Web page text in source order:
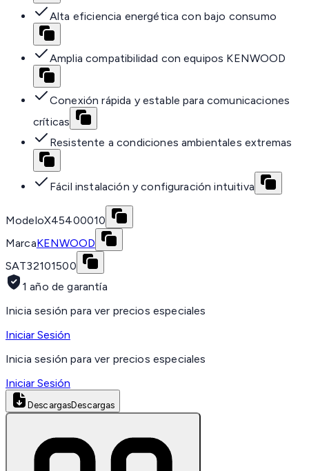
Alta eficiencia energética con bajo consumo
Amplia compatibilidad con equipos KENWOOD
Conexión rápida y estable para comunicaciones
críticas
Resistente a condiciones ambientales extremas
Fácil instalación y configuración intuitiva
ModeloX45400010
MarcaKENWOOD
SAT32101500
1 año de garantía
Inicia sesión para ver precios especiales
Iniciar Sesión
Inicia sesión para ver precios especiales
Iniciar Sesión
DescargasDescargas